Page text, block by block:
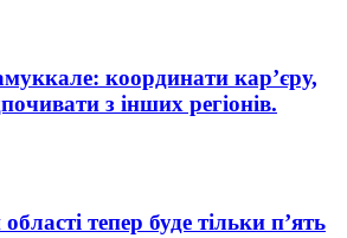
координати кар’єру,
з інших регіонів.
тепер буде тільки п’ять